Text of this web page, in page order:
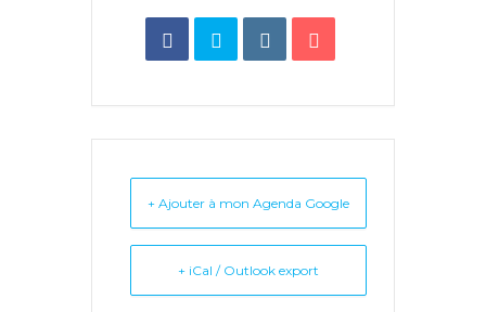
+ Ajouter à mon Agenda Google
+ iCal / Outlook export